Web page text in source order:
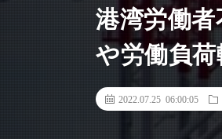
港湾労働
や労働負
2022.07.25 06:00:05